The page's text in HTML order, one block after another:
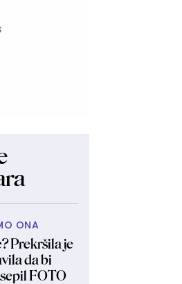
ONA
Prekršila je
da bi
FOTO